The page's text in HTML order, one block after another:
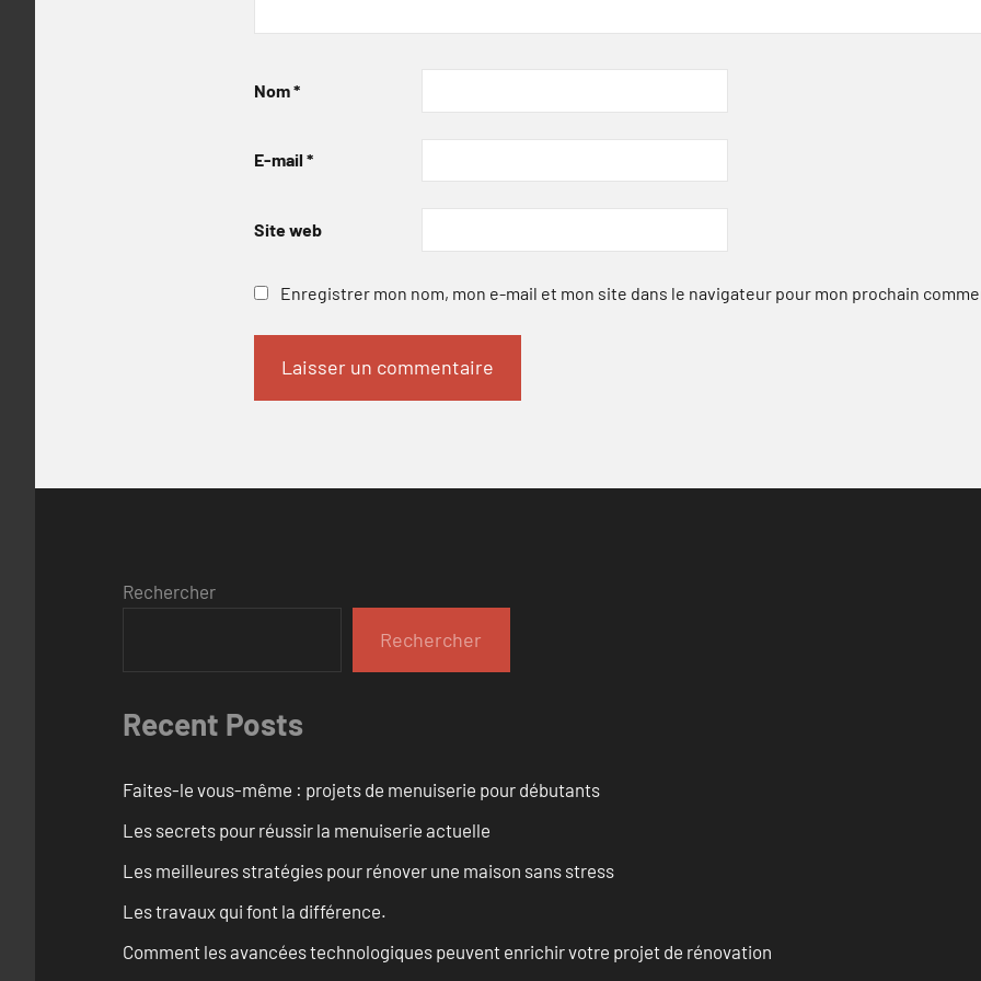
Nom*
E-mail *
Site web
Enregistrer mon nom, mon e-mail et mon site dans le navigateur pour mon prochain
Rechercher
Rechercher
Recent Posts
Faites-le vous-même : projets de menuiserie pour débutants
Les secrets pour réussir la menuiserie actuelle
Les meilleures stratégies pour rénover une maison sans stress
Les travaux qui font la différence.
Comment les avancées technologiques peuvent enrichir votre projet de rénovation